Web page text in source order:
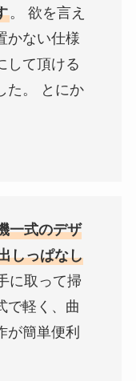
。 欲を言え
かない仕様
して頂ける
た。 とにか
一式のデザ
しっぱなし
に取って掃
で軽く、曲
が簡単便利